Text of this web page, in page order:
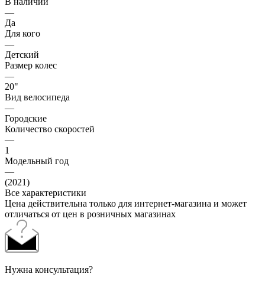
—
Да
Для кого
—
Детский
Размер колес
—
20"
Вид велосипеда
—
Городские
Количество скоростей
—
1
Модельный год
—
(2021)
Все характеристики
Цена действительна только для интернет-магазина и может
отличаться от цен в розничных магазинах
Нужна консультация?